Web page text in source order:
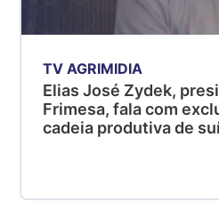
Suíno - Estadual
SC
R$ 4,48
kg
TV AGRIMIDIA
Elias José Zydek,
Frimesa, fala com
cadeia produtiva de